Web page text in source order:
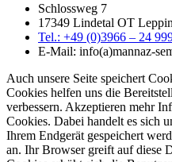
Schlossweg 7
17349 Lindetal OT Leppin
Tel.: +49 (0)3966 – 24
E-Mail: info(a)mannaz-
Auch unsere Seite speichert
Cookies helfen uns die
verbessern. Akzeptieren mehr
Cookies. Dabei handelt es sich
Ihrem Endgerät gespeichert
an. Ihr Browser greift auf diese